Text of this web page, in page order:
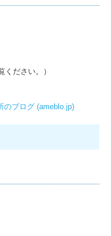
ださい。）
のブログ (ameblo.jp)